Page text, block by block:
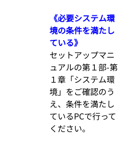
《必要システム環
境の条件を満たし
ている》
セットアップマニ
ュアルの第１部-第
１章「システム環
境」をご確認のう
え、条件を満たし
ているPCで行って
ください。